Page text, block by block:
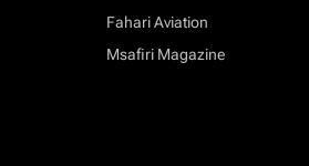
Fahari Aviation
Msafiri Magazine